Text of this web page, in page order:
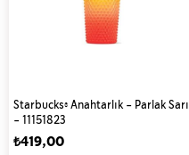
Starbucks® Anahtarlık - Parlak Sarı
- 11151823
₺419,00